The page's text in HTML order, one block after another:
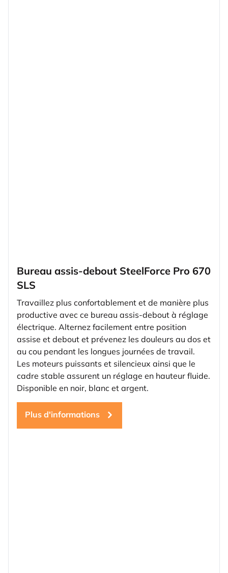
Bureau assis-debout SteelForce Pro 670
SLS
Travaillez plus confortablement et de manière plus
productive avec ce bureau assis-debout à réglage
électrique. Alternez facilement entre position
assise et debout et prévenez les douleurs au dos et
au cou pendant les longues journées de travail.
Les moteurs puissants et silencieux ainsi que le
cadre stable assurent un réglage en hauteur fluide.
Disponible en noir, blanc et argent.
Plus d'informations